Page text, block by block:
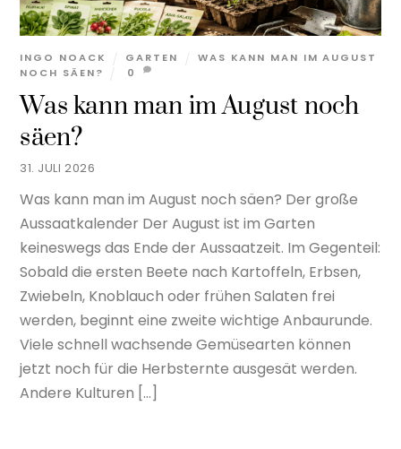
31. JULI 2026
Was kann man im August noch
säen?
INGO NOACK GARTEN
WAS KANN MAN IM AUGUST
NOCH SÄEN?
0
Was kann man im August noch säen? Der große
Aussaatkalender Der August ist im Garten
keineswegs das Ende der Aussaatzeit. Im Gegenteil:
Sobald die ersten Beete nach Kartoffeln, Erbsen,
Zwiebeln, Knoblauch oder frühen Salaten frei
werden, beginnt eine zweite wichtige Anbaurunde.
Viele schnell wachsende Gemüsearten können
jetzt noch für die Herbsternte ausgesät werden.
Andere Kulturen […]